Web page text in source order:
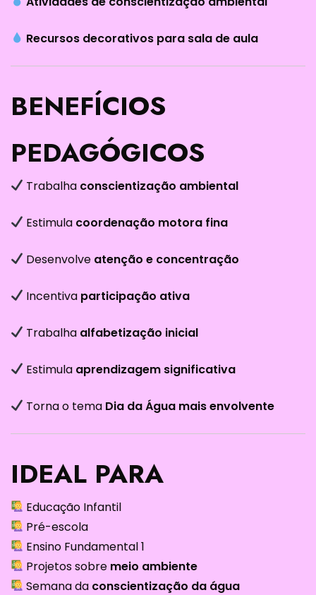
Recursos decorativos para sala de aula
BENEFÍCIOS
PEDAGÓGICOS
Trabalha conscientização ambiental
Estimula coordenação motora fina
Desenvolve atenção e concentração
Incentiva participação ativa
Trabalha alfabetização inicial
Estimula aprendizagem significativa
Torna o tema Dia da Água mais envolvente
IDEAL PARA
Educação Infantil
Pré-escola
Ensino Fundamental 1
Projetos sobre meio ambiente
Semana da conscientização da água